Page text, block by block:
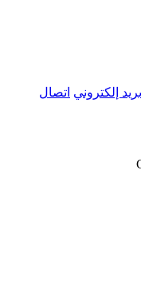
إلكتروني اتصال